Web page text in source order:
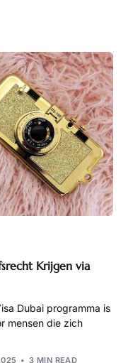
Krijgen via
Dubai programma is
mensen die zich
3 MIN READ